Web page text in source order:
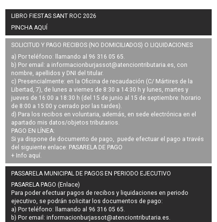
LIBRO FIESTAS SANT ROC 2026
PINCHA AQUÍ
SOLICITUD Y PAGO RECIBOS (NO DOMICILIADOS) O LIQUIDACIONES
a) Por teléfono: llamando al 96 316 05 65.
b) Por email: a informacionburjassot@atenciontributaria.es, con
nombre, apellidos y DNI del titular.
c) Presencialmente: en la Oficina de recaudación (C/ Mártires de la
Libertad, 7), de lunes a viernes de 8:30 a 14:30 h y lunes, martes y
jueves de 16:00 a 18:30 h (del 15 de junio al 15 de septiembre: horario
de 8:00 a 15:00 y cerrado por las tardes).
d) Para los recibos en voluntaria, además, en sede electrónica en el
apartado mis datos/objetos tributarios.
PAGO EN LÍNEA:
Si ya dispone de documento de pago, puede efectuar el pago a través
del siguiente enlace: PASARELA DE PAGO
+ Info aquí.
PASSARELA MUNICIPAL DE PAGOS EN PERIODO EJECUTIVO
PASARELA PAGO (Enlace)
Para poder efectuar pagos derecibos y liquidaciones en periodo
ejecutivo, se podrán solicitar los documentos de pago:
a) Por teléfono: llamando al 96 316 05 65.
b) Por email:informacionburjassot@atenciontributaria.es.